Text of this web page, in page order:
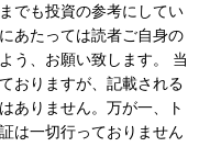
でも投資の参考にしてい
あたっては読者ご自身の
う、お願い致します。 当
おりますが、記載される
ありません。万が一、ト
は一切行っておりません